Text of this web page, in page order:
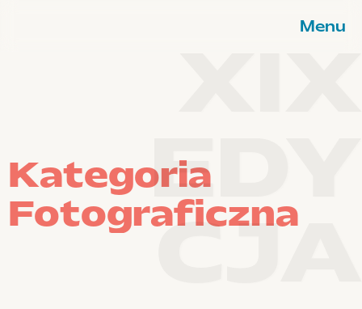
Menu
EDY
CJA
Kategoria
Fotograficzna